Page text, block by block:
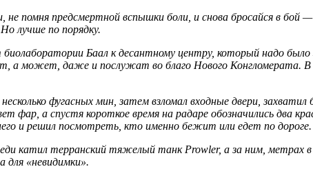
помня предсмертной вспышки боли, и снова бросайся в
лучше по порядку.
Баал к десантному центру, который надо
а может, даже и послужат во благо Нового Конгломерата.
фугасных мин, затем взломал входные двери,
фар, а спустя короткое время на радаре обозначились два
и решил посмотреть, кто именно бежит или едет по дороге.
катил терранский тяжелый танк Prowler, а за ним,
«невидимки».